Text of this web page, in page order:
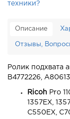
техники?
Описание
Отзывы,
Ролик подхвата
B4772226,
Ricoh Pro
1357EX,
C550EX,